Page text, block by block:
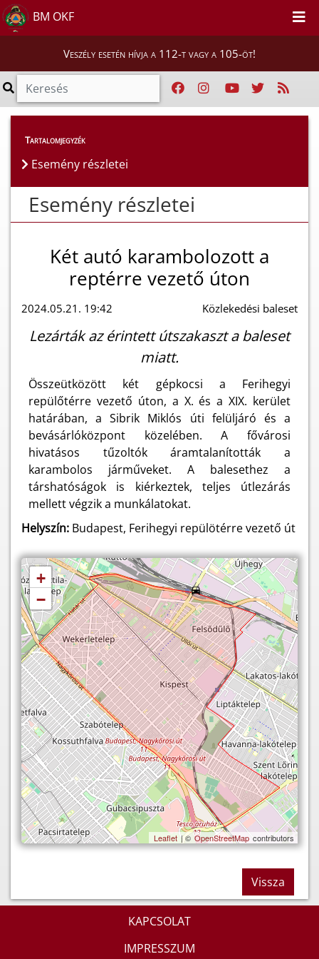
BM OKF
Veszély esetén hívja a 112-t vagy a 105-öt!
Esemény részletei
Tartalomjegyzék
Esemény részletei
Esemény részletei
Két autó karambolozott a
reptérre vezető úton
2024.05.21. 19:42 Közlekedési baleset
Lezárták az érintett útszakaszt a baleset
miatt.
Összeütközött két gépkocsi a Ferihegyi
repülőtérre vezető úton, a X. és a XIX. kerület
határában, a Sibrik Miklós úti felüljáró és a
bevásárlóközpont közelében. A fővárosi
hivatásos tűzoltók áramtalanították a
karambolos járműveket. A balesethez a
társhatóságok is kiérkeztek, teljes útlezárás
mellett végzik a munkálatokat.
Helyszín: Budapest, Ferihegyi repülötérre vezető út
+
−
Leaflet| © OpenStreetMap contributors
Vissza
KAPCSOLAT
IMPRESSZUM